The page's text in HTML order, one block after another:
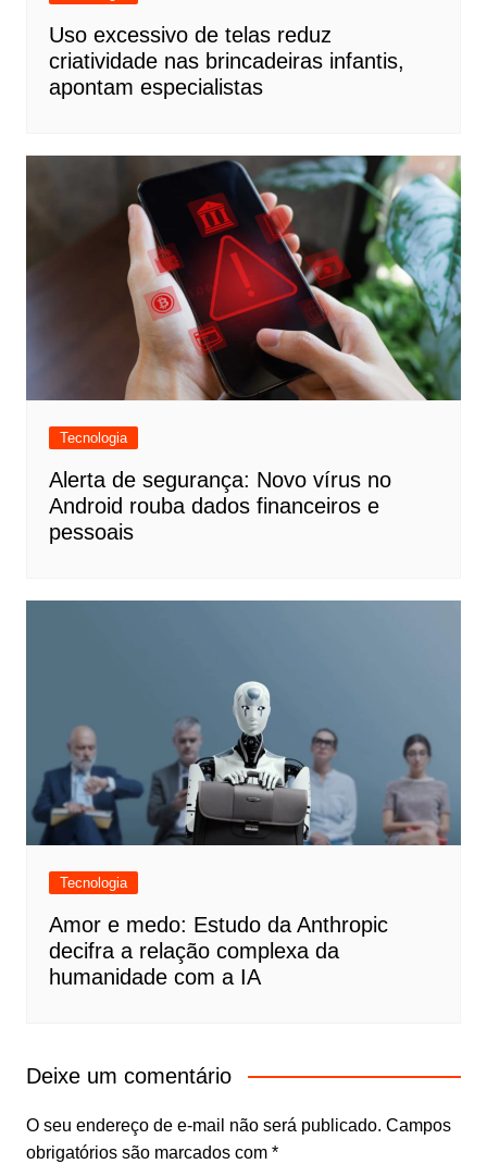
Uso excessivo de telas reduz
criatividade nas brincadeiras infantis,
apontam especialistas
Tecnologia
Alerta de segurança: Novo vírus no
Android rouba dados financeiros e
pessoais
Tecnologia
Amor e medo: Estudo da Anthropic
decifra a relação complexa da
humanidade com a IA
Deixe um comentário
O seu endereço de e-mail não será publicado. Campos
obrigatórios são marcados com *